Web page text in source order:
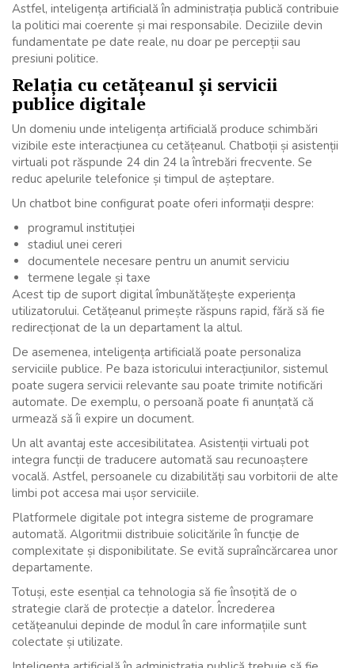
Astfel, inteligența artificială în administrația publică contribuie
la politici mai coerente și mai responsabile. Deciziile devin
fundamentate pe date reale, nu doar pe percepții sau
presiuni politice.
Relația cu cetățeanul și servicii
publice digitale
Un domeniu unde inteligența artificială produce schimbări
vizibile este interacțiunea cu cetățeanul. Chatboții și asistenții
virtuali pot răspunde 24 din 24 la întrebări frecvente. Se
reduc apelurile telefonice și timpul de așteptare.
Un chatbot bine configurat poate oferi informații despre:
programul instituției
stadiul unei cereri
documentele necesare pentru un anumit serviciu
termene legale și taxe
Acest tip de suport digital îmbunătățește experiența
utilizatorului. Cetățeanul primește răspuns rapid, fără să fie
redirecționat de la un departament la altul.
De asemenea, inteligența artificială poate personaliza
serviciile publice. Pe baza istoricului interacțiunilor, sistemul
poate sugera servicii relevante sau poate trimite notificări
automate. De exemplu, o persoană poate fi anunțată că
urmează să îi expire un document.
Un alt avantaj este accesibilitatea. Asistenții virtuali pot
integra funcții de traducere automată sau recunoaștere
vocală. Astfel, persoanele cu dizabilități sau vorbitorii de alte
limbi pot accesa mai ușor serviciile.
Platformele digitale pot integra sisteme de programare
automată. Algoritmii distribuie solicitările în funcție de
complexitate și disponibilitate. Se evită supraîncărcarea unor
departamente.
Totuși, este esențial ca tehnologia să fie însoțită de o
strategie clară de protecție a datelor. Încrederea
cetățeanului depinde de modul în care informațiile sunt
colectate și utilizate.